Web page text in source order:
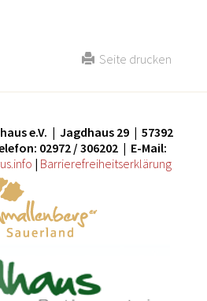
Seite drucken
e.V. | Jagdhaus 29 | 57392
02972 / 306202 | E-Mail:
| Barrierefreiheitserklärung